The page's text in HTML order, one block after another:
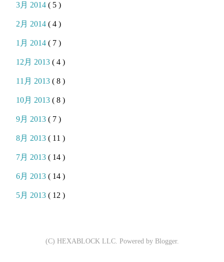
3月 2014( 5 )
2月 2014( 4 )
1月 2014( 7 )
12月 2013( 4 )
11月 2013( 8 )
10月 2013( 8 )
9月 2013( 7 )
8月 2013( 11 )
7月 2013( 14 )
6月 2013( 14 )
5月 2013( 12 )
(C) HEXABLOCK LLC. Powered by Blogger.